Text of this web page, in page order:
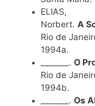
ELIAS,
Norbert. A
Rio de
1994a.
_______. O
Rio de
1994b.
_______. Os